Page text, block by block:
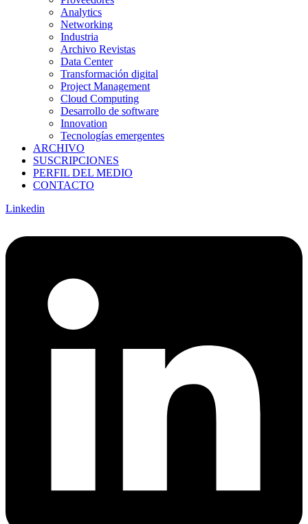
Analytics
Networking
Industria
Archivo Revistas
Data Center
Transformación digital
Project Management
Cloud Computing
Desarrollo de software
Innovation
Tecnologías emergentes
ARCHIVO
SUSCRIPCIONES
PERFIL DEL MEDIO
CONTACTO
Linkedin